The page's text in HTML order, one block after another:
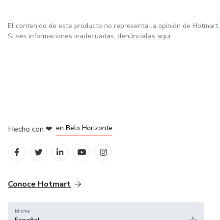
Tu futuro profesional ya no se construye en oficinas llenas
El contenido de este producto no representa la opinión de Hotmart.
Si ves informaciones inadecuadas, denúncialas aquí
Hecho con ❤ en Belo Horizonte
Conoce Hotmart
Idioma